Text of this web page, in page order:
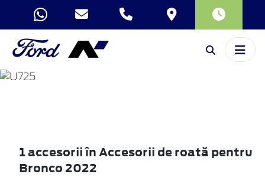
BRONCO
1 accesorii în Accesorii de roată pentru
Bronco 2022